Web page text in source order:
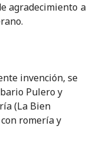
agradecimiento a
invención, se
Pulero y
(La Bien
romería y